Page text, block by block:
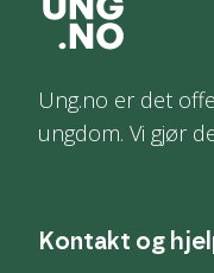
Ung.no er det
ungdom. Vi gjør
Kontakt og